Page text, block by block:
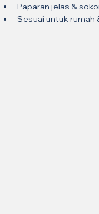
Paparan jelas &
Sesuai untuk rumah